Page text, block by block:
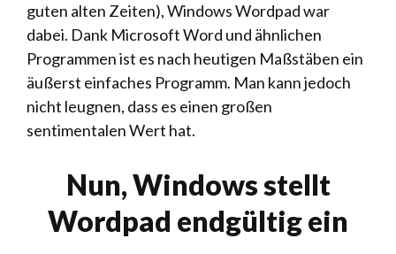
guten alten Zeiten), Windows Wordpad war
dabei. Dank Microsoft Word und ähnlichen
Programmen ist es nach heutigen Maßstäben ein
äußerst einfaches Programm. Man kann jedoch
nicht leugnen, dass es einen großen
sentimentalen Wert hat.
Nun, Windows stellt
Wordpad endgültig ein